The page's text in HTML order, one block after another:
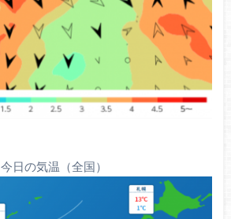
今日の気温（全国）